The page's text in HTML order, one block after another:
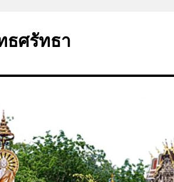
ธศรัทธา